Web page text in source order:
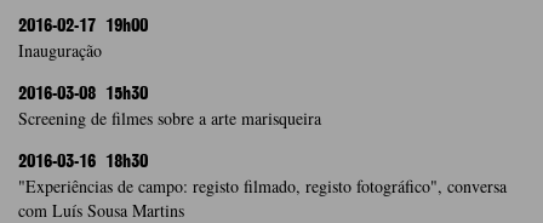
2016-02-17 19h00
Inauguração
2016-03-08 15h30
Screening de filmes sobre a arte marisqueira
2016-03-16 18h30
"Experiências de campo: registo filmado, registo fotográfico", conversa
com Luís Sousa Martins